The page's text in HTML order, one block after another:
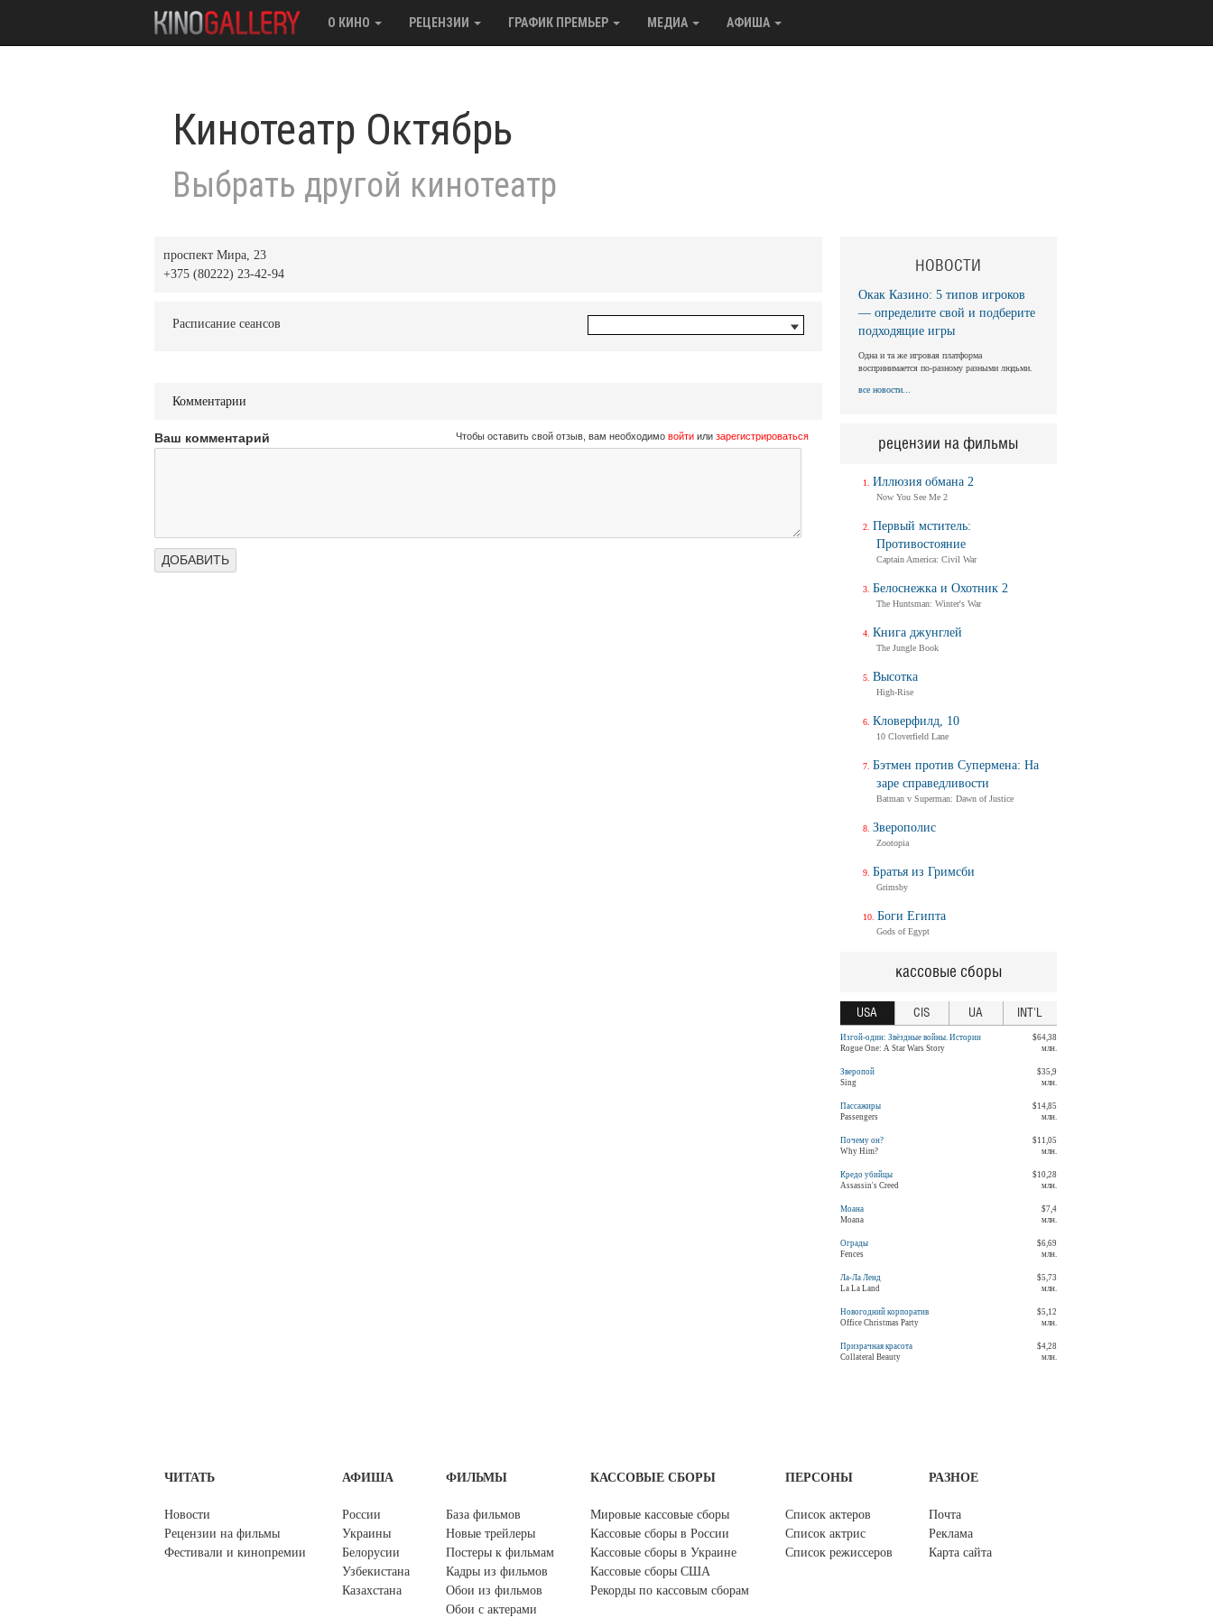
О КИНО РЕЦЕНЗИИ ГРАФИК ПРЕМЬЕР МЕДИА АФИША
Кинотеатр Октябрь
Выбрать другой кинотеатр
проспект Мира, 23
+375 (80222) 23-42-94
Расписание сеансов
Комментарии
Ваш комментарий Чтобы оставить свой отзыв, вам необходимо войтиили зарегистрироваться
НОВОСТИ
Окак Казино: 5 типов игроков
— определите свой и подберите
подходящие игры
Одна и та же игровая платформа
воспринимается по-разному разными людьми.
все новости...
рецензии на фильмы
Иллюзия обмана 2
Now You See Me 2
Первый мститель:
Противостояние
Captain America: Civil War
Белоснежка и Охотник 2
The Huntsman: Winter's War
Книга джунглей
The Jungle Book
Высотка
High-Rise
Кловерфилд, 10
10 Cloverfield Lane
Бэтмен против Супермена: На
заре справедливости
Batman v Superman: Dawn of Justice
Зверополис
Zootopia
Братья из Гримсби
Grimsby
Боги Египта
Gods of Egypt
кассовые сборы
USA CIS UA INT'L
Изгой-один: Звёздные войны. Истории
Rogue One: A Star Wars Story
$64,38
млн.
Зверопой
Sing
$35,9
млн.
Пассажиры
Passengers
$14,85
млн.
Почему он?
Why Him?
$11,05
млн.
Кредо убийцы
Assassin's Creed
$10,28
млн.
Моана
Moana
$7,4
млн.
Ограды
Fences
$6,69
млн.
Ла-Ла Ленд
La La Land
$5,73
млн.
Новогодний корпоратив
Office Christmas Party
$5,12
млн.
Призрачная красота
Collateral Beauty
$4,28
млн.
ЧИТАТЬ
Новости
Рецензии на фильмы
Фестивали и кинопремии
АФИША
России
Украины
Белорусии
Узбекистана
Казахстана
ФИЛЬМЫ
База фильмов
Новые трейлеры
Постеры к фильмам
Кадры из фильмов
Обои из фильмов
Обои с актерами
КАССОВЫЕ СБОРЫ
Мировые кассовые сборы
Кассовые сборы в России
Кассовые сборы в Украине
Кассовые сборы США
Рекорды по кассовым сборам
ПЕРСОНЫ
Список актеров
Список актрис
Список режиссеров
РАЗНОЕ
Почта
Реклама
Карта сайта